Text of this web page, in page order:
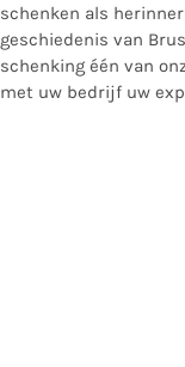
schenken als
geschiedenis van
schenking één van
met uw bedrijf uw